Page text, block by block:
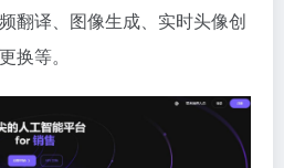
翻译、图像生成、实时头像创
换等。